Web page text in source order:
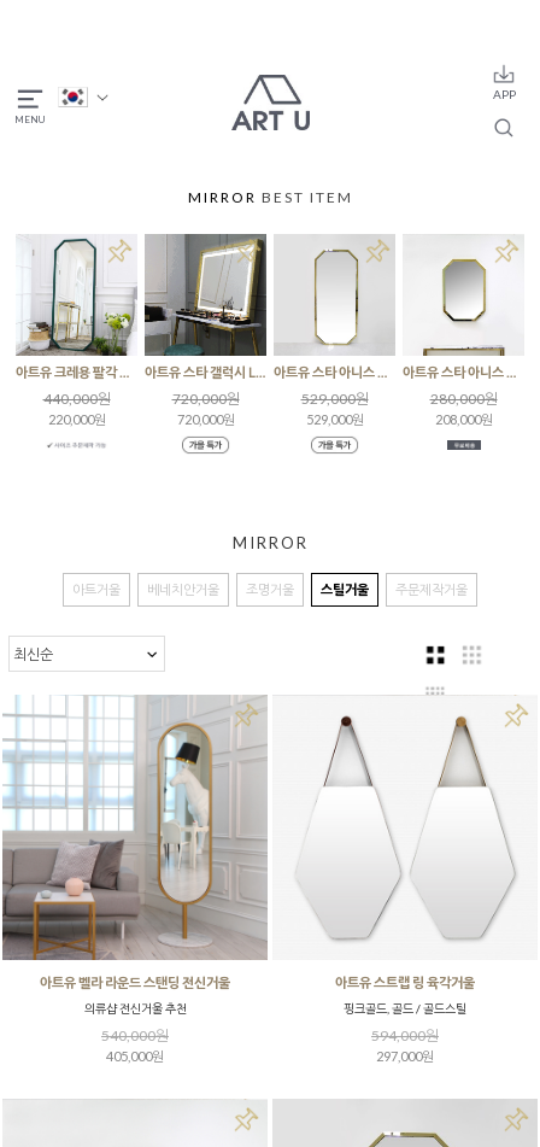
MIRROR BEST ITEM
아트유 크레용 팔각 딥그린 주문제작 거울
440,000원
220,000원
아트유 스타 갤럭시 LED 미러골드 조명거울
720,000원
720,000원
아트유 스타 아니스 팔각 골드/로즈골드 전신거울
529,000원
529,000원
아트유 스타 아니스 팔각 골드 인테리어 벽거울
280,000원
208,000원
MIRROR
아트거울 베네치안거울 조명거울 스틸거울 주문제작거울
아트유 벨라 라운드 스탠딩 전신거울
의류샵 전신거울 추천
540,000원
405,000원
아트유 스트랩 링 육각거울
핑크골드, 골드 / 골드스틸
594,000원
297,000원